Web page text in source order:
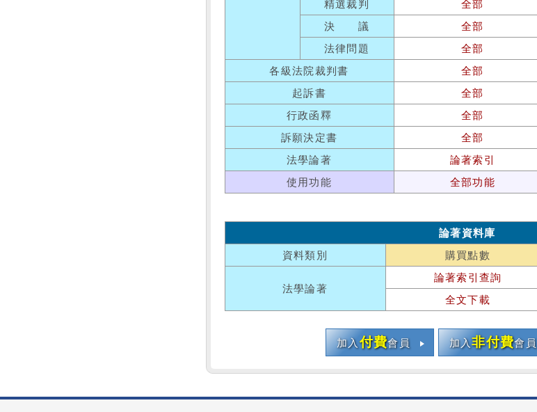
精選裁判
全部
決 議
全部
法律問題
全部
各級法院裁判書
全部
起訴書
全部
行政函釋
全部
訴願決定書
全部
法學論著
論著索引
使用功能
全部功能
論著資料庫
資料類別
購買點數
法學論著
論著索引查詢
全文下載
加入付費會員 加入非付費會員